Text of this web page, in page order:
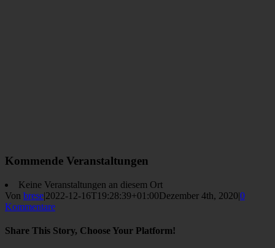
Kommende Veranstaltungen
Keine Veranstaltungen an diesem Ort
Von brese|2022-12-16T19:28:39+01:00Dezember 4th, 2020|0
Kommentare
Share This Story, Choose Your Platform!